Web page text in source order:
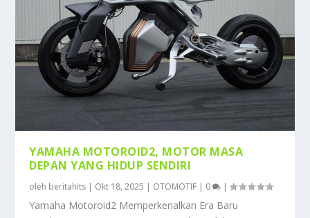
YAMAHA MOTOROID2, MOTOR MASA
DEPAN YANG HIDUP SENDIRI
oleh beritahits | Okt 18, 2025 | OTOMOTIF | 0 |
Yamaha Motoroid2 Memperkenalkan Era Baru